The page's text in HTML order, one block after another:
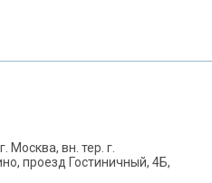
Москва, вн. тер. г.
проезд Гостиничный, 4Б,